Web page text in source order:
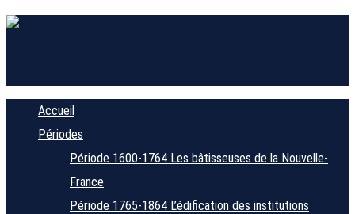
Accueil
Périodes
Période 1600-1764 Les bâtisseuses de la Nouvelle-
France
Période 1765-1864 L’édification des institutions